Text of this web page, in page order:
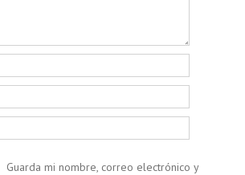
Guarda mi nombre, correo electrónico y